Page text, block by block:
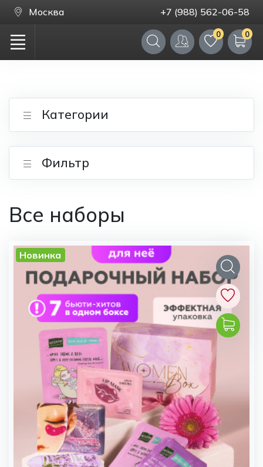
Москва +7 (988) 562-06-58
0 0
Категории
Фильтр
Все наборы
Новинка